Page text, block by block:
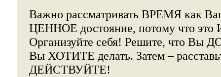
Важно рассматривать ВРЕМЯ как
ЦЕННОЕ достояние, потому что
Организуйте себя! Решите, что Вы
Вы ХОТИТЕ делать. Затем –
ДЕЙСТВУЙТЕ!